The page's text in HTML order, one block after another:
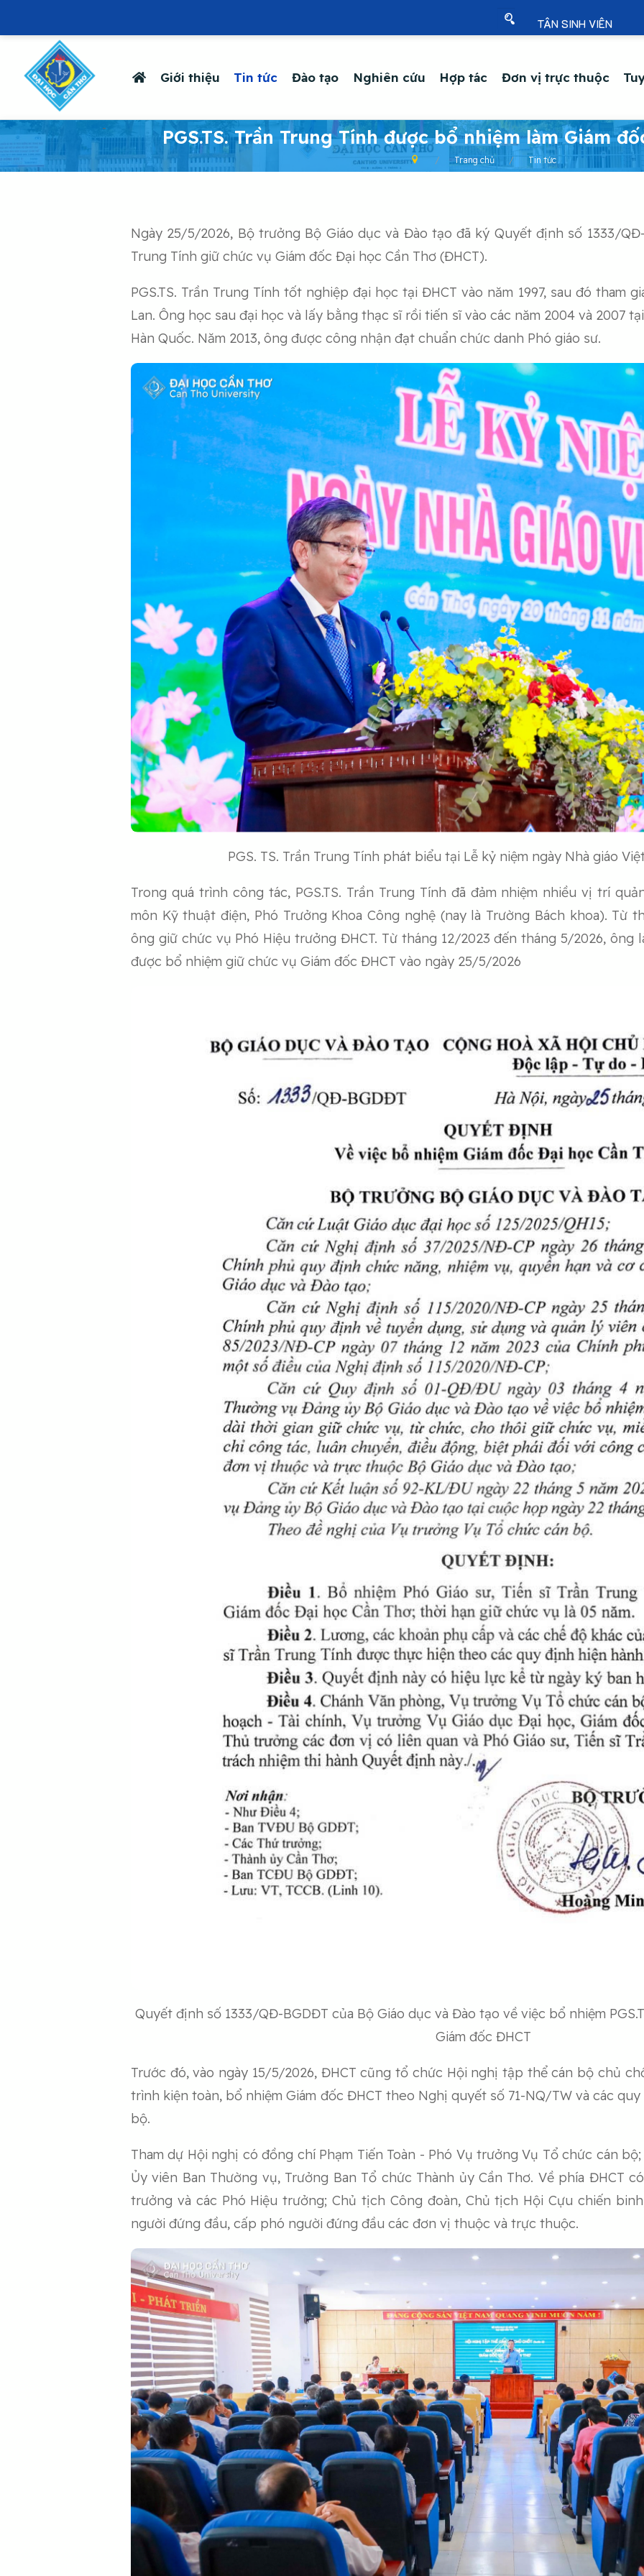
TÂN SINH VIÊN
Giới thiệu Tin tức Đào tạo Nghiên cứu Hợp tác Đơn vị trực thuộc
- PGS.TS. Trần Trung Tính được bổ nhiệm làm Giám
Trang chủ Tin tức
Ngày 25/5/2026, Bộ trưởng Bộ Giáo dục và Đào tạo đã ký Quyết định số 1333/QĐ-
Trung Tính giữ chức vụ Giám đốc Đại học Cần Thơ (ĐHCT).
PGS.TS. Trần Trung Tính tốt nghiệp đại học tại ĐHCT vào năm 1997, sau đó tham
Lan. Ông học sau đại học và lấy bằng thạc sĩ rồi tiến sĩ vào các năm 2004 và 2007
Hàn Quốc. Năm 2013, ông được công nhận đạt chuẩn chức danh Phó giáo sư.
PGS. TS. Trần Trung Tính phát biểu tại Lễ kỷ niệm ngày Nhà giáo
Trong quá trình công tác, PGS.TS. Trần Trung Tính đã đảm nhiệm nhiều vị trí
môn Kỹ thuật điện, Phó Trưởng Khoa Công nghệ (nay là Trường Bách khoa). Từ
ông giữ chức vụ Phó Hiệu trưởng ĐHCT. Từ tháng 12/2023 đến tháng 5/2026, ông
được bổ nhiệm giữ chức vụ Giám đốc ĐHCT vào ngày 25/5/2026
Quyết định số 1333/QĐ-BGDĐT của Bộ Giáo dục và Đào tạo về việc bổ nhiệm
Giám đốc ĐHCT
Trước đó, vào ngày 15/5/2026, ĐHCT cũng tổ chức Hội nghị tập thể cán bộ chủ
trình kiện toàn, bổ nhiệm Giám đốc ĐHCT theo Nghị quyết số 71-NQ/TW và các
bộ.
Tham dự Hội nghị có đồng chí Phạm Tiến Toàn - Phó Vụ trưởng Vụ Tổ chức cán
Ủy viên Ban Thường vụ, Trưởng Ban Tổ chức Thành ủy Cần Thơ. Về phía ĐHCT
trưởng và các Phó Hiệu trưởng; Chủ tịch Công đoàn, Chủ tịch Hội Cựu chiến
người đứng đầu, cấp phó người đứng đầu các đơn vị thuộc và trực thuộc.